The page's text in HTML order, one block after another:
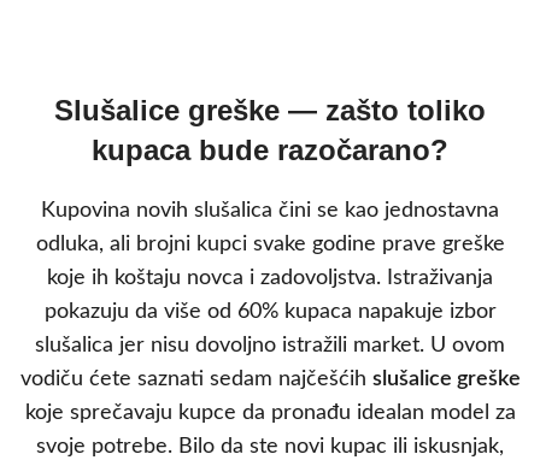
Slušalice greške — zašto toliko
kupaca bude razočarano?
Kupovina novih slušalica čini se kao jednostavna
odluka, ali brojni kupci svake godine prave greške
koje ih koštaju novca i zadovoljstva. Istraživanja
pokazuju da više od 60% kupaca napakuje izbor
slušalica jer nisu dovoljno istražili market. U ovom
vodiču ćete saznati sedam najčešćih slušalice greške
koje sprečavaju kupce da pronađu idealan model za
svoje potrebe. Bilo da ste novi kupac ili iskusnjak,